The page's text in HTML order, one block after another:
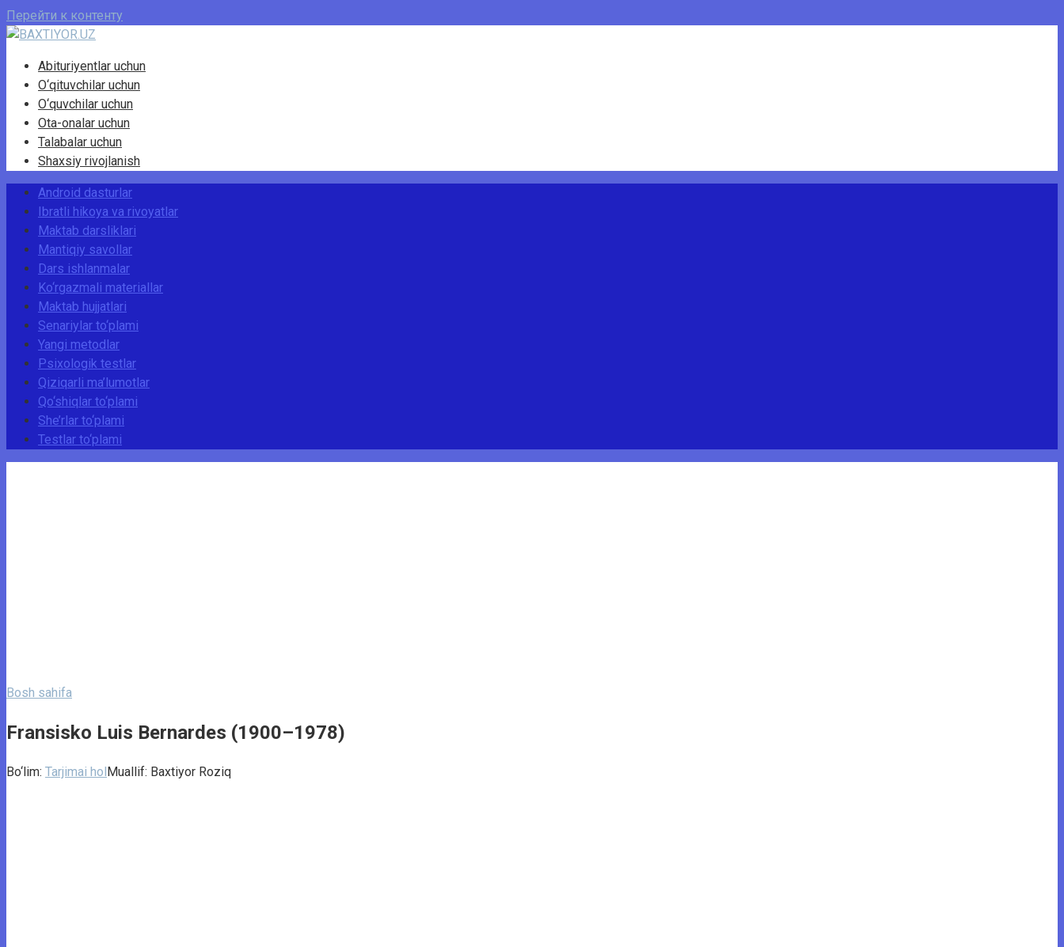
Перейти к контенту
Abituriyentlar uchun
O‘qituvchilar uchun
O‘quvchilar uchun
Ota-onalar uchun
Talabalar uchun
Shaxsiy rivojlanish
Android dasturlar
Ibratli hikoya va rivoyatlar
Maktab darsliklari
Mantiqiy savollar
Dars ishlanmalar
Ko‘rgazmali materiallar
Maktab hujjatlari
Senariylar to‘plami
Yangi metodlar
Psixologik testlar
Qiziqarli ma’lumotlar
Qo‘shiqlar to‘plami
She’rlar to‘plami
Testlar to‘plami
Bosh sahifa
Fransisko Luis Bernardes (1900–1978)
Bo‘lim: Tarjimai holMuallif: Baxtiyor Roziq